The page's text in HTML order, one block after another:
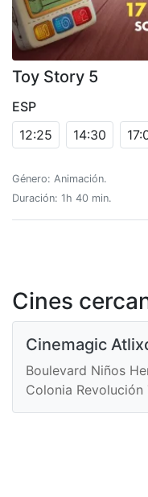
Toy Story 5
ESP
12:25
14:30
Género: Animación.
Duración: 1h 40 min.
Cines
Cinemagic
Boulevard Niños
Colonia